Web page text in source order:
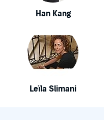
Han Kang
Leïla Slimani